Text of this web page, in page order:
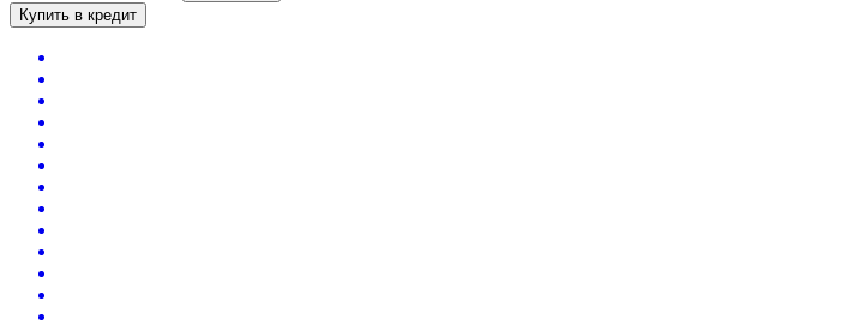
Купить в кредит